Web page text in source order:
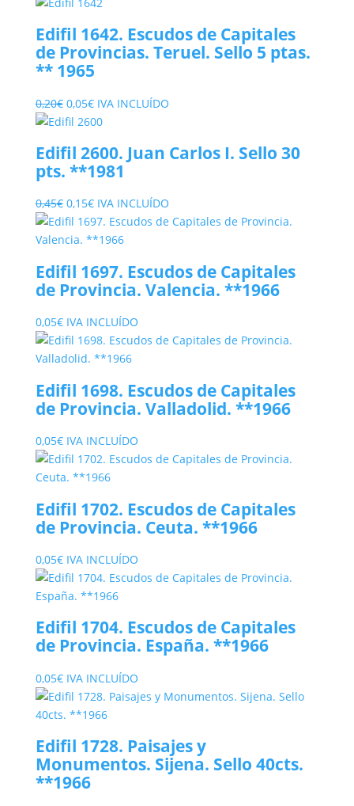
era:
0,20€.
es:
0,05€.
Edifil 1642. Escudos de Capitales
de Provincias. Teruel. Sello 5 ptas.
** 1965
0,20€ El
precio
era:
0,20€.
0,05€El
precio
es:
0,05€.
IVA INCLUÍDO
Edifil 2600. Juan Carlos I. Sello 30
pts. **1981
0,45€ El
precio
original
0,45€.
0,15€El
precio
actual
0,15€.
IVA INCLUÍDO
Edifil 1697. Escudos de Capitales
de Provincia. Valencia. **1966
0,05€ IVA INCLUÍDO
Edifil 1698. Escudos de Capitales
de Provincia. Valladolid. **1966
0,05€ IVA INCLUÍDO
Edifil 1702. Escudos de Capitales
de Provincia. Ceuta. **1966
0,05€ IVA INCLUÍDO
Edifil 1704. Escudos de Capitales
de Provincia. España. **1966
0,05€ IVA INCLUÍDO
Edifil 1728. Paisajes y
Monumentos. Sijena. Sello 40cts.
**1966